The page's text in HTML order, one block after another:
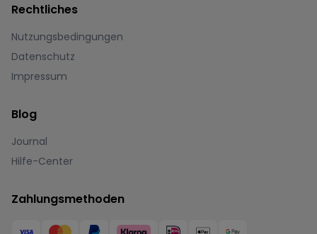
Rechtliches
Nutzungsbedingungen
Datenschutz
Impressum
Blog
Journal
Hilfe-Center
Zahlungsmethoden